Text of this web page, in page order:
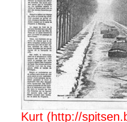
Kurt (http://